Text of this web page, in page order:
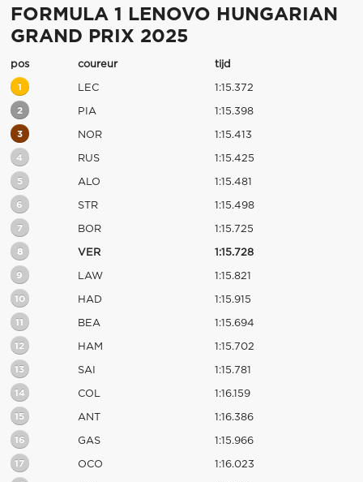
FORMULA 1 LENOVO HUNGARIAN
GRAND PRIX 2025
pos coureur tijd
1 LEC 1:15.372
2 PIA 1:15.398
3 NOR 1:15.413
4 RUS 1:15.425
5 ALO 1:15.481
6 STR 1:15.498
7 BOR 1:15.725
8 VER 1:15.728
9 LAW 1:15.821
10 HAD 1:15.915
11 BEA 1:15.694
12 HAM 1:15.702
13 SAI 1:15.781
14 COL 1:16.159
15 ANT 1:16.386
16 GAS 1:15.966
17 OCO 1:16.023